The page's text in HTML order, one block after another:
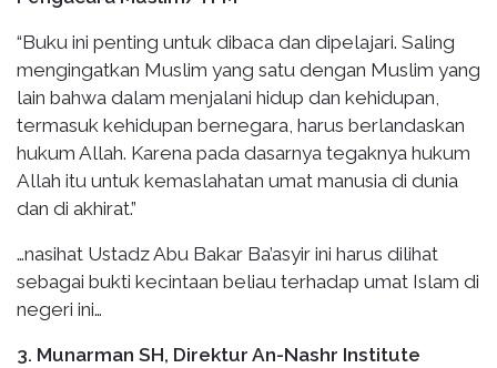
“Buku ini penting untuk dibaca dan dipelajari. Saling
mengingatkan Muslim yang satu dengan Muslim yang
lain bahwa dalam menjalani hidup dan kehidupan,
termasuk kehidupan bernegara, harus berlandaskan
hukum Allah. Karena pada dasarnya tegaknya hukum
Allah itu untuk kemaslahatan umat manusia di dunia
dan di akhirat.”
…nasihat Ustadz Abu Bakar Ba’asyir ini harus dilihat
sebagai bukti kecintaan beliau terhadap umat Islam di
negeri ini…
3. Munarman SH, Direktur An-Nashr Institute